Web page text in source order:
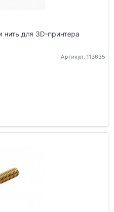
для 3D-принтера
Артикул: 113635